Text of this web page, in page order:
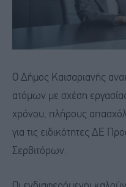
​Ο Δήμος Καισαριανής
ατόμων με σχέση
χρόνου, πλήρους
για τις ειδικότητες ΔΕ
Σερβιτόρων. ​